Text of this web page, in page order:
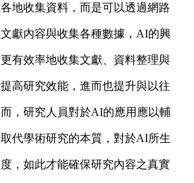
地收集資料，而是可以透過網路
獻內容與收集各種數據，AI的興
有效率地收集文獻、資料整理與
高研究效能，進而也提升與以往
，研究人員對於AI的應用應以輔
代學術研究的本質，對於AI所生
，如此才能確保研究內容之真實